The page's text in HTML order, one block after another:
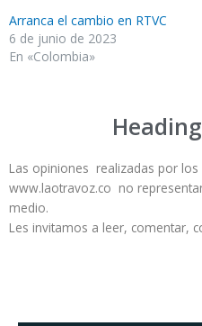
Arranca el cambio en RTVC
6 de junio de 2023
En «Colombia»
Heading
Las opiniones realizadas por
www.laotravoz.co no
medio.
Les invitamos a leer, comentar,